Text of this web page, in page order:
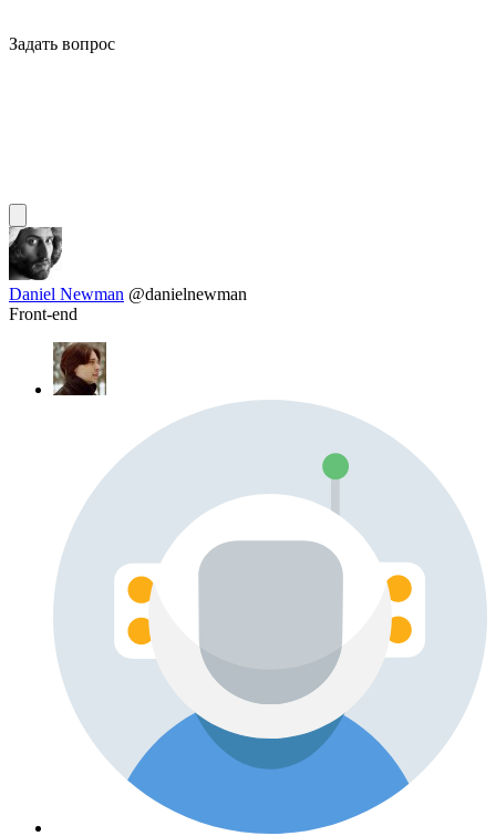
Задать вопрос
Daniel Newman @danielnewman
Front-end